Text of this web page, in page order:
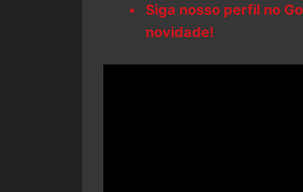
Siga nosso perfil no
novidade!